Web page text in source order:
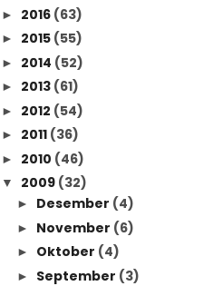
► 2016 (63)
► 2015 (55)
► 2014 (52)
► 2013 (61)
► 2012 (54)
► 2011 (36)
► 2010 (46)
▼ 2009 (32)
► Desember (4)
► November (6)
► Oktober (4)
► September (3)